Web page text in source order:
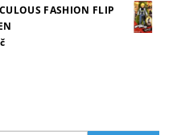
FASHION FLIP